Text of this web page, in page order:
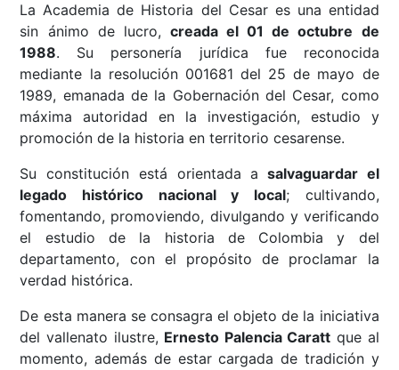
La Academia de Historia del Cesar es una entidad
sin ánimo de lucro, creada el 01 de octubre de
1988. Su personería jurídica fue reconocida
mediante la resolución 001681 del 25 de mayo de
1989, emanada de la Gobernación del Cesar, como
máxima autoridad en la investigación, estudio y
promoción de la historia en territorio cesarense.
Su constitución está orientada a salvaguardar el
legado histórico nacional y local; cultivando,
fomentando, promoviendo, divulgando y verificando
el estudio de la historia de Colombia y del
departamento, con el propósito de proclamar la
verdad histórica.
De esta manera se consagra el objeto de la iniciativa
del vallenato ilustre, Ernesto Palencia Caratt que al
momento, además de estar cargada de tradición y